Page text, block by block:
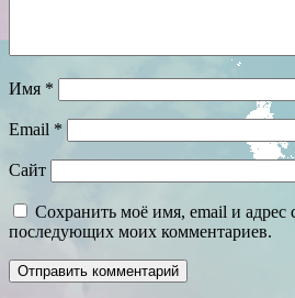
Имя *
Email *
Сайт
Сохранить моё имя, email и адрес
последующих моих комментариев.